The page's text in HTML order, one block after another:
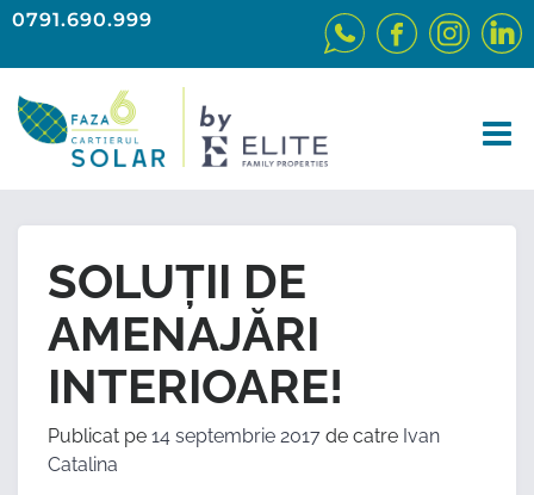
0791.690.999
SOLUȚII DE
AMENAJĂRI
INTERIOARE!
Publicat pe 14 septembrie 2017 de catre Ivan
Catalina